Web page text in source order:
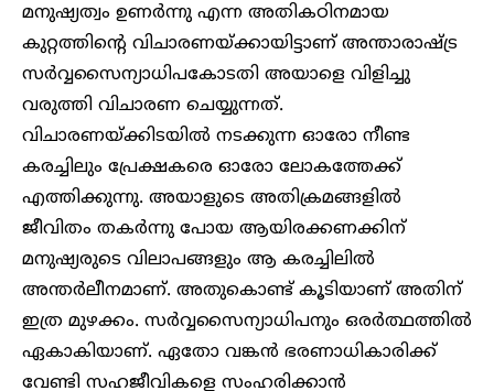
മനുഷ്യത്വം ഉണർന്നു എന്ന അതികഠിനമായ
കുറ്റത്തിന്റെ വിചാരണയ്ക്കായിട്ടാണ് അന്താരാഷ്ട്ര
സർവ്വസൈന്യാധിപകോടതി അയാളെ വിളിച്ചു
വരുത്തി വിചാരണ ചെയ്യുന്നത്.
വിചാരണയ്ക്കിടയിൽ നടക്കുന്ന ഓരോ നീണ്ട
കരച്ചിലും പ്രേക്ഷകരെ ഓരോ ലോകത്തേക്ക്
എത്തിക്കുന്നു. അയാളുടെ അതിക്രമങ്ങളിൽ
ജീവിതം തകർന്നു പോയ ആയിരക്കണക്കിന്
മനുഷ്യരുടെ വിലാപങ്ങളും ആ കരച്ചിലിൽ
അന്തർലീനമാണ്. അതുകൊണ്ട് കൂടിയാണ് അതിന്
ഇത്ര മുഴക്കം. സർവ്വസൈന്യാധിപനും ഒരർത്ഥത്തിൽ
ഏകാകിയാണ്. ഏതോ വങ്കൻ ഭരണാധികാരിക്ക്
വേണ്ടി സഹജീവികളെ സംഹരിക്കാൻ